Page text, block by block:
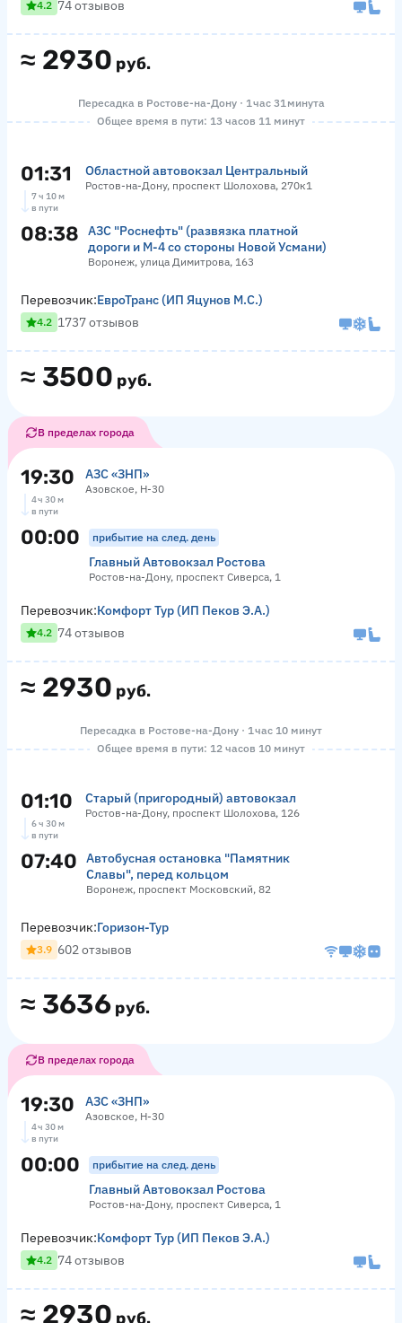
≈ 2930 руб.
4.2 74 отзывов
Пересадка в Ростове-на-Дону · 1 час 31 минута
Общее время в пути: 13 часов 11 минут
01:31 Областной автовокзал Центральный
Ростов-на-Дону, проспект Шолохова, 270к1
7 ч 10 м
в пути
08:38
АЗС "Роснефть" (развязка платной
дороги и М-4 со стороны Новой Усмани)
Воронеж, улица Димитрова, 163
≈ 3500 руб.
Перевозчик:ЕвроТранс (ИП Яцунов М.С.)
4.2 1737 отзывов
В пределах города
19:30 АЗС «ЗНП»
Азовское, Н-30
4 ч 30 м
в пути
00:00 прибытие на след. день
Главный Автовокзал Ростова
Ростов-на-Дону, проспект Сиверса, 1
≈ 2930 руб.
Перевозчик:Комфорт Тур (ИП Пеков Э.А.)
4.2 74 отзывов
Пересадка в Ростове-на-Дону · 1 час 10 минут
Общее время в пути: 12 часов 10 минут
01:10 Старый (пригородный) автовокзал
Ростов-на-Дону, проспект Шолохова, 126
6 ч 30 м
в пути
07:40
Автобусная остановка "Памятник
Славы", перед кольцом
Воронеж, проспект Московский, 82
≈ 3636 руб.
Перевозчик:Горизон-Тур
3.9 602 отзывов
В пределах города
19:30 АЗС «ЗНП»
Азовское, Н-30
4 ч 30 м
в пути
00:00 прибытие на след. день
Главный Автовокзал Ростова
Ростов-на-Дону, проспект Сиверса, 1
≈ 2930 руб.
Перевозчик:Комфорт Тур (ИП Пеков Э.А.)
4.2 74 отзывов